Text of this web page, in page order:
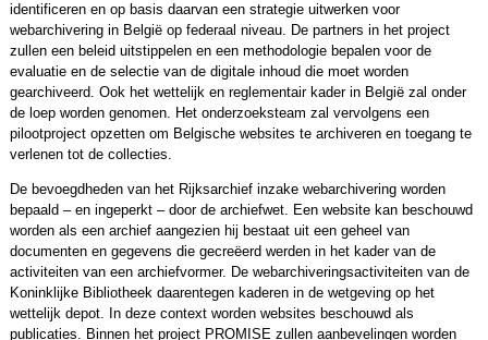
identificeren en op basis daarvan een strategie uitwerken voor
webarchivering in België op federaal niveau. De partners in het project
zullen een beleid uitstippelen en een methodologie bepalen voor de
evaluatie en de selectie van de digitale inhoud die moet worden
gearchiveerd. Ook het wettelijk en reglementair kader in België zal onder
de loep worden genomen. Het onderzoeksteam zal vervolgens een
pilootproject opzetten om Belgische websites te archiveren en toegang te
verlenen tot de collecties.
De bevoegdheden van het Rijksarchief inzake webarchivering worden
bepaald – en ingeperkt – door de archiefwet. Een website kan beschouwd
worden als een archief aangezien hij bestaat uit een geheel van
documenten en gegevens die gecreëerd werden in het kader van de
activiteiten van een archiefvormer. De webarchiveringsactiviteiten van de
Koninklijke Bibliotheek daarentegen kaderen in de wetgeving op het
wettelijk depot. In deze context worden websites beschouwd als
publicaties. Binnen het project PROMISE zullen aanbevelingen worden